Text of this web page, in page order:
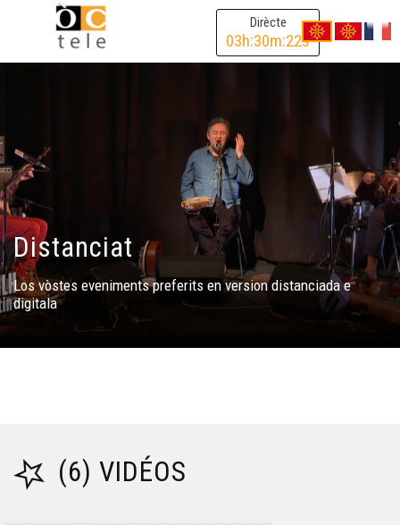
Dirècte
03h:30m:22s
Distanciat
Los vòstes eveniments preferits en version distanciada e
digitala
(6) VIDÉOS